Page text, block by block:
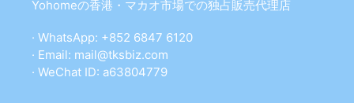
Yohomeの香港・マカオ市場での独占販売代理店
· WhatsApp: +852 6847 6120
· Email: mail@tksbiz.com
· WeChat ID: a63804779